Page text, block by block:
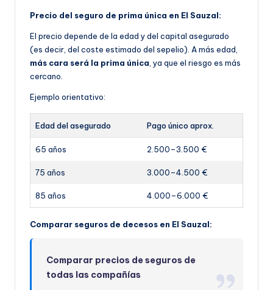
Precio del seguro de prima única en El Sauzal:
El precio depende de la edad y del capital asegurado
(es decir, del coste estimado del sepelio). A más edad,
más cara será la prima única, ya que el riesgo es más
cercano.
Ejemplo orientativo:
Edad del asegurado Pago único aprox.
65 años 2.500–3.500 €
75 años 3.000–4.500 €
85 años 4.000–6.000 €
Comparar seguros de decesos en El Sauzal:
Comparar precios de seguros de
todas las compañías